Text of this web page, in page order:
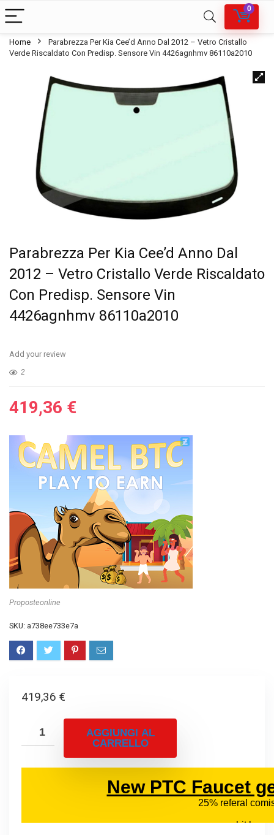
0
Home
Parabrezza Per Kia Cee’d Anno Dal 2012 – Vetro Cristallo
Verde Riscaldato Con Predisp. Sensore Vin 4426agnhmv 86110a2010
Parabrezza Per Kia Cee’d Anno Dal
2012 – Vetro Cristallo Verde Riscaldato
Con Predisp. Sensore Vin
4426agnhmv 86110a2010
Add your review
2
419,36 €
Proposteonline
SKU: a738ee733e7a
419,36 €
AGGIUNGI AL
CARRELLO